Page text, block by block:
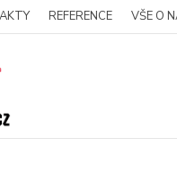
REFERENCE VŠE O